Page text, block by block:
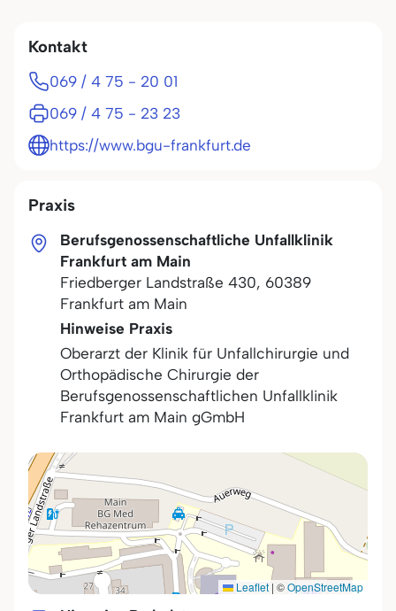
Praxis
Berufsgenossenschaftliche Unfallklinik
Frankfurt am Main
Friedberger Landstraße 430, 60389
Frankfurt am Main
Hinweise Praxis
Oberarzt der Klinik für Unfallchirurgie und
Orthopädische Chirurgie der
Berufsgenossenschaftlichen Unfallklinik
Frankfurt am Main gGmbH
Leaflet | ©OpenStreetMap
Kontakt
069 / 4 75 - 20 01
069 / 4 75 - 23 23
https://www.bgu-frankfurt.de